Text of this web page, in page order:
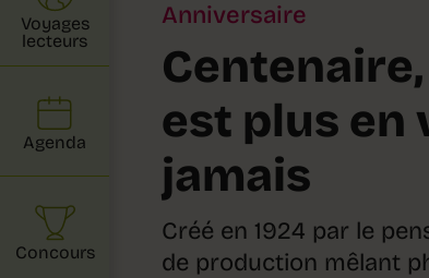
Anniversaire
est plus en
jamais
Créé en 1924 par le
de production mêlant
Voyages
lecteurs
Agenda
Concours